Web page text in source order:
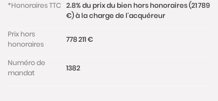
*Honoraires TTC 2.8% du prix du bien hors honoraires (21 789
€) à la charge de l'acquéreur
Prix hors
honoraires
778 211 €
Numéro de
mandat
1382